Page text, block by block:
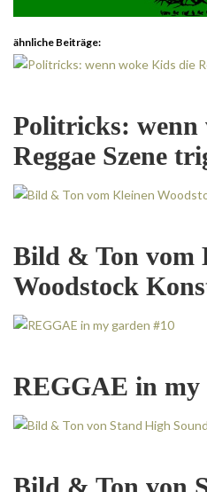
ähnliche Beiträge:
Politricks: wenn
Reggae Szene
Bild & Ton vom
Woodstock
REGGAE in my